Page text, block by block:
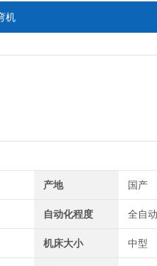
机
产地 国产
自动化程度 全自动
机床大小 中型